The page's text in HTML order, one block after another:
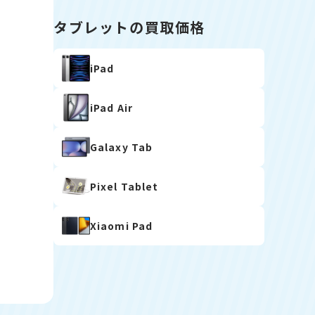
タブレットの買取価格
iPad
iPad Air
Galaxy Tab
Pixel Tablet
Xiaomi Pad